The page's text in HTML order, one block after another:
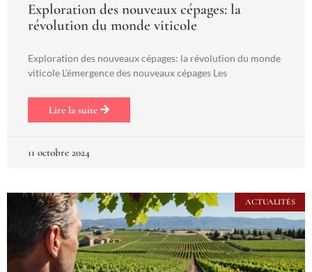
Exploration des nouveaux cépages: la
révolution du monde viticole
Exploration des nouveaux cépages: la révolution du monde
viticole L’émergence des nouveaux cépages Les
Lire la suite
11 octobre 2024
ACTUALITÉS